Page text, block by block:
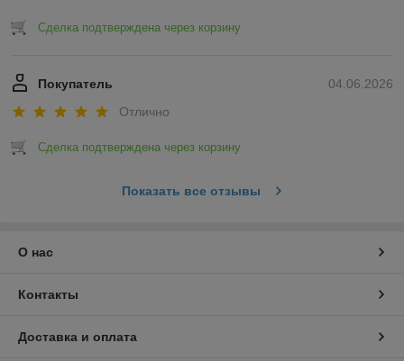
Сделка подтверждена через корзину
04.06.2026
Покупатель
Отлично
Сделка подтверждена через корзину
Показать все отзывы
О нас
Контакты
Доставка и оплата